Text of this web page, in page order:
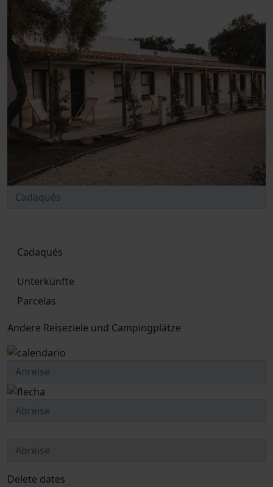
Cadaqués
Unterkünfte
Parcelas
Andere Reiseziele und Campingplätze
Delete dates